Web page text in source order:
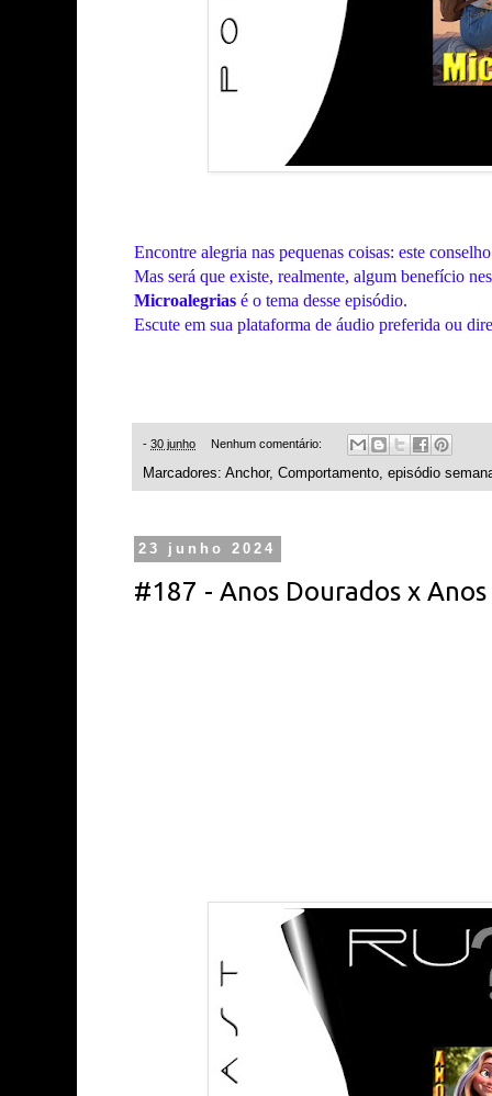
Encontre alegria nas pequenas coisas: este
Mas será que existe, realmente, algum benefício
Microalegrias é o tema desse episódio.
Escute em sua plataforma de áudio preferida ou
- 30 junho Nenhum comentário:
Marcadores: Anchor, Comportamento, episódio
23 junho 2024
#187 - Anos Dourados x Anos